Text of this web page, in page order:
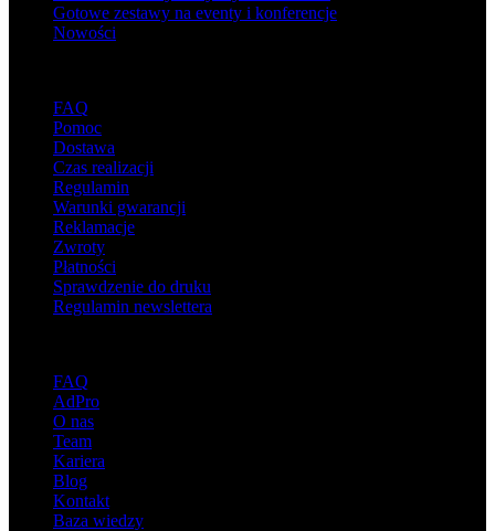
Gotowe zestawy na eventy i konferencje
Nowości
FAQ
Pomoc
Dostawa
Czas realizacji
Regulamin
Warunki gwarancji
Reklamacje
Zwroty
Płatności
Sprawdzenie do druku
Regulamin newslettera
FAQ
AdPro
O nas
Team
Kariera
Blog
Kontakt
Baza wiedzy